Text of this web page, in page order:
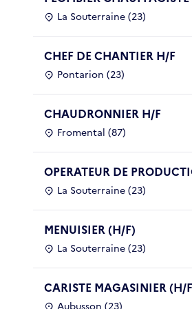
La Souterraine (23)
CHEF DE CHANTIER H/F
Pontarion (23)
CHAUDRONNIER H/F
Fromental (87)
OPERATEUR DE
La Souterraine (23)
MENUISIER (H/F)
La Souterraine (23)
CARISTE MAGASINIER (H/